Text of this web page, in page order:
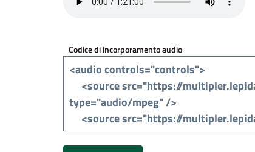
Codice di incorporamento audio